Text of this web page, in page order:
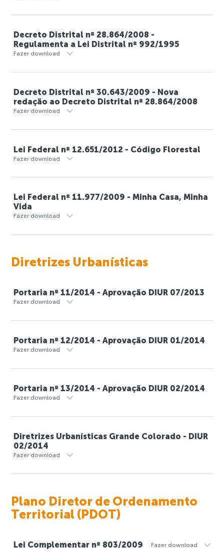
Decreto Distrital nº 28.864/2008 -
Regulamenta a Lei Distrital nº 992/1995
Fazer download
Decreto Distrital nº 30.643/2009 - Nova
redação ao Decreto Distrital nº 28.864/2008
Fazer download
Lei Federal nº 12.651/2012 - Código Florestal
Fazer download
Lei Federal nº 11.977/2009 - Minha Casa, Minha
Vida
Fazer download
Diretrizes Urbanísticas
Portaria nº 11/2014 - Aprovação DIUR 07/2013
Fazer download
Portaria nº 12/2014 - Aprovação DIUR 01/2014
Fazer download
Portaria nº 13/2014 - Aprovação DIUR 02/2014
Fazer download
Diretrizes Urbanísticas Grande Colorado - DIUR
02/2014
Fazer download
Plano Diretor de Ordenamento
Territorial (PDOT)
Lei Complementar nº 803/2009 Fazer download